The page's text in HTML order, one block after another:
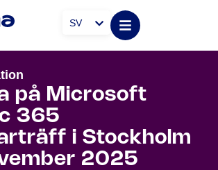
SV
på Microsoft
365
i Stockholm
2025